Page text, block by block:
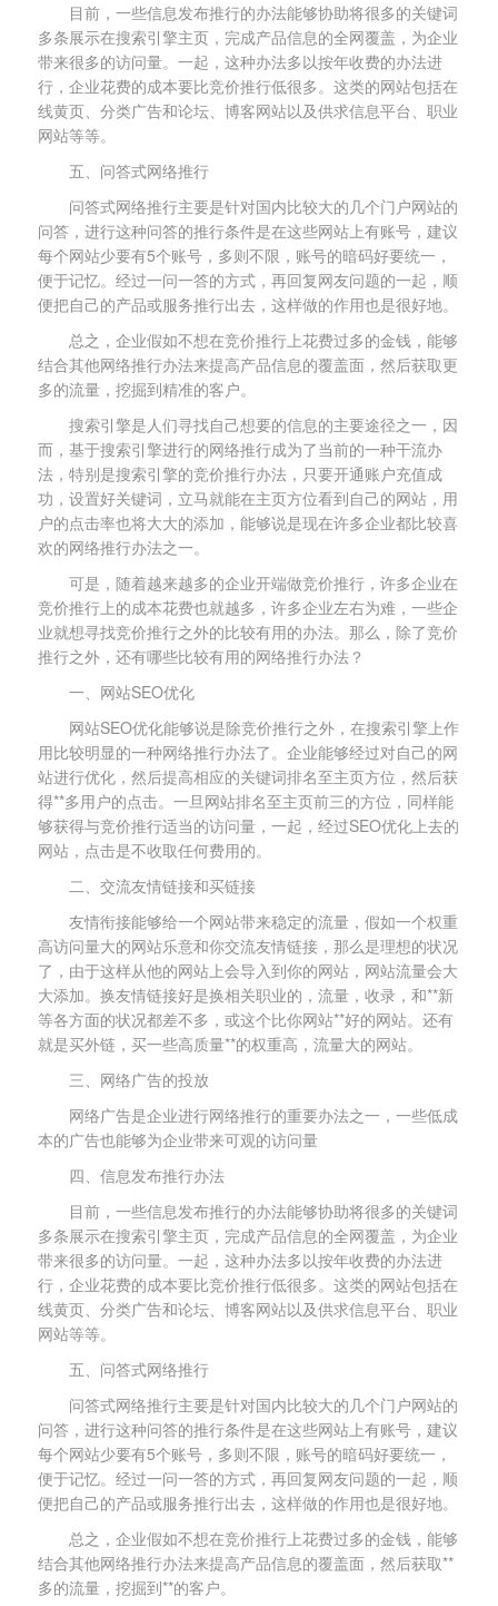
目前，一些信息发布推行的办法能够协助将很多的关键词
多条展示在搜索引擎主页，完成产品信息的全网覆盖，为企业
带来很多的访问量。一起，这种办法多以按年收费的办法进
行，企业花费的成本要比竞价推行低很多。这类的网站包括在
线黄页、分类广告和论坛、博客网站以及供求信息平台、职业
网站等等。
五、问答式网络推行
问答式网络推行主要是针对国内比较大的几个门户网站的
问答，进行这种问答的推行条件是在这些网站上有账号，建议
每个网站少要有5个账号，多则不限，账号的暗码好要统一，
便于记忆。经过一问一答的方式，再回复网友问题的一起，顺
便把自己的产品或服务推行出去，这样做的作用也是很好地。
总之，企业假如不想在竞价推行上花费过多的金钱，能够
结合其他网络推行办法来提高产品信息的覆盖面，然后获取更
多的流量，挖掘到精准的客户。
搜索引擎是人们寻找自己想要的信息的主要途径之一，因
而，基于搜索引擎进行的网络推行成为了当前的一种干流办
法，特别是搜索引擎的竞价推行办法，只要开通账户充值成
功，设置好关键词，立马就能在主页方位看到自己的网站，用
户的点击率也将大大的添加，能够说是现在许多企业都比较喜
欢的网络推行办法之一。
可是，随着越来越多的企业开端做竞价推行，许多企业在
竞价推行上的成本花费也就越多，许多企业左右为难，一些企
业就想寻找竞价推行之外的比较有用的办法。那么，除了竞价
推行之外，还有哪些比较有用的网络推行办法？
一、网站SEO优化
网站SEO优化能够说是除竞价推行之外，在搜索引擎上作
用比较明显的一种网络推行办法了。企业能够经过对自己的网
站进行优化，然后提高相应的关键词排名至主页方位，然后获
得**多用户的点击。一旦网站排名至主页前三的方位，同样能
够获得与竞价推行适当的访问量，一起，经过SEO优化上去的
网站，点击是不收取任何费用的。
二、交流友情链接和买链接
友情衔接能够给一个网站带来稳定的流量，假如一个权重
高访问量大的网站乐意和你交流友情链接，那么是理想的状况
了，由于这样从他的网站上会导入到你的网站，网站流量会大
大添加。换友情链接好是换相关职业的，流量，收录，和**新
等各方面的状况都差不多，或这个比你网站**好的网站。还有
就是买外链，买一些高质量**的权重高，流量大的网站。
三、网络广告的投放
网络广告是企业进行网络推行的重要办法之一，一些低成
本的广告也能够为企业带来可观的访问量
四、信息发布推行办法
目前，一些信息发布推行的办法能够协助将很多的关键词
多条展示在搜索引擎主页，完成产品信息的全网覆盖，为企业
带来很多的访问量。一起，这种办法多以按年收费的办法进
行，企业花费的成本要比竞价推行低很多。这类的网站包括在
线黄页、分类广告和论坛、博客网站以及供求信息平台、职业
网站等等。
五、问答式网络推行
问答式网络推行主要是针对国内比较大的几个门户网站的
问答，进行这种问答的推行条件是在这些网站上有账号，建议
每个网站少要有5个账号，多则不限，账号的暗码好要统一，
便于记忆。经过一问一答的方式，再回复网友问题的一起，顺
便把自己的产品或服务推行出去，这样做的作用也是很好地。
总之，企业假如不想在竞价推行上花费过多的金钱，能够
结合其他网络推行办法来提高产品信息的覆盖面，然后获取**
多的流量，挖掘到**的客户。